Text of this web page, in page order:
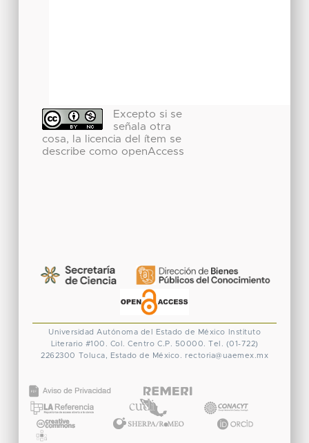
Excepto si se
señala otra
cosa, la licencia del ítem se
describe como openAccess
Universidad Autónoma del Estado de México
Instituto
Literario #100. Col. Centro C.P. 50000. Tel. (01-722)
2262300 Toluca, Estado de México. rectoria@uaemex.mx